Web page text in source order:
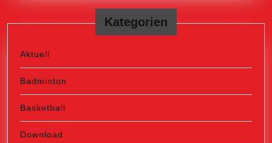
Kategorien
Aktuell
Badminton
Basketball
Download